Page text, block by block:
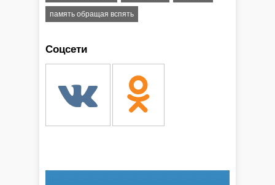
память обращая вспять
Соцсети